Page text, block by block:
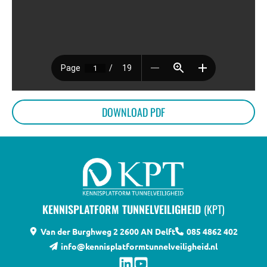
KENNISBANK
VRAGEN
DOWNLOAD PDF
KENNISPLATFORM TUNNELVEILIGHEID (KPT)
Van der Burghweg 22600 AN Delft
085 4862 402
info@kennisplatformtunnelveiligheid.nl